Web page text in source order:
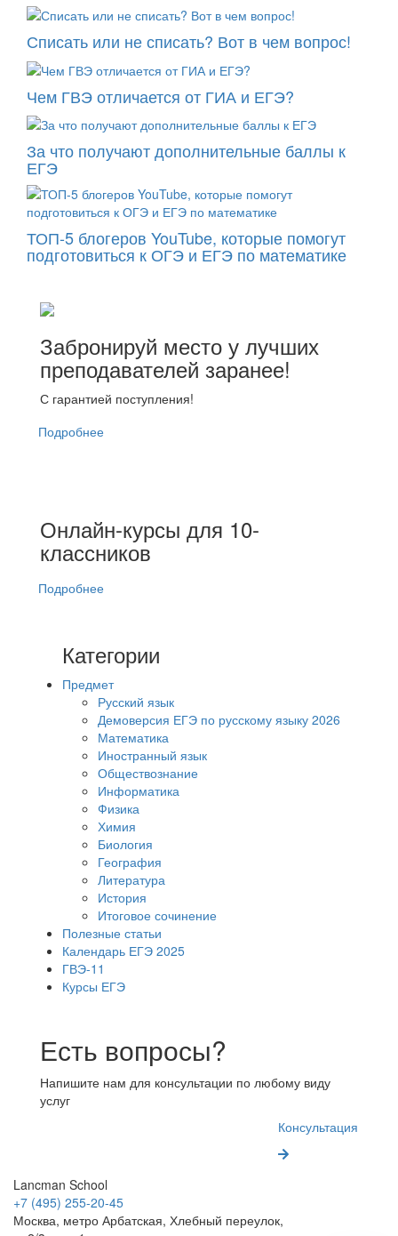
Списать или не списать? Вот в чем вопрос!
Чем ГВЭ отличается от ГИА и ЕГЭ?
За что получают дополнительные баллы к
ЕГЭ
ТОП-5 блогеров YouTube, которые помогут
подготовиться к ОГЭ и ЕГЭ по математике
Забронируй место у лучших
преподавателей заранее!
С гарантией поступления!
Подробнее
Онлайн-курсы для 10-
классников
Подробнее
Категории
Предмет
Русский язык
Демоверсия ЕГЭ по русскому языку 2026
Математика
Иностранный язык
Обществознание
Информатика
Физика
Химия
Биология
География
Литература
История
Итоговое сочинение
Полезные статьи
Календарь ЕГЭ 2025
ГВЭ-11
Курсы ЕГЭ
Есть вопросы?
Напишите нам для консультации по любому виду
услуг
Консультация
Lancman School
+7 (495) 255-20-45
Москва, метро Арбатская, Хлебный переулок,